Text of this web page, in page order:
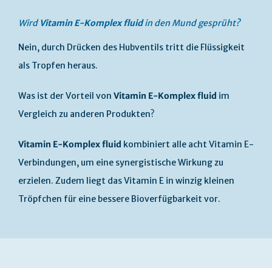
Wird Vitamin E-Komplex fluidin den Mund gesprüht?
Nein, durch Drücken des Hubventils tritt die Flüssigkeit
als Tropfen heraus.
Was ist der Vorteil von Vitamin E-Komplex fluid im
Vergleich zu anderen Produkten?
Vitamin E-Komplex fluid kombiniert alle acht Vitamin E-
Verbindungen, um eine synergistische Wirkung zu
erzielen. Zudem liegt das Vitamin E in winzig kleinen
Tröpfchen für eine bessere Bioverfügbarkeit vor.